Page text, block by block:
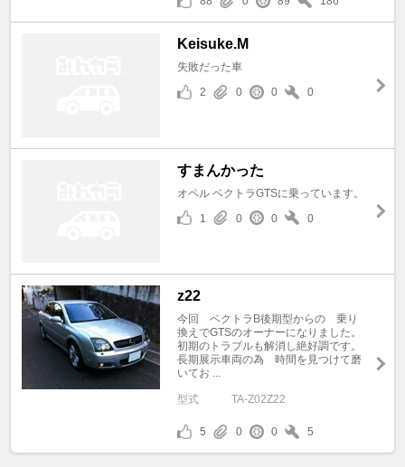
Keisuke.M
失敗だった車
2
0 0 0
すまんかった
オペル ベクトラGTSに乗っています。
1
0 0 0
z22
今回 ベクトラB後期型からの 乗り
換えでGTSのオーナーになりました。
初期のトラブルも解消し絶好調です。
長期展示車両の為 時間を見つけて磨
いてお ...
型式 TA-Z02Z22
5 0 0 5